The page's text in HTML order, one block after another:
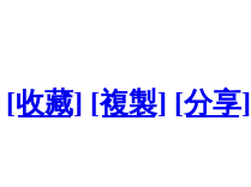
[收藏] [複製] [分享]